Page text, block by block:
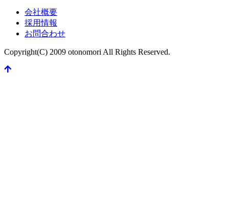
会社概要
採用情報
お問合わせ
Copyright(C) 2009 otonomori All Rights Reserved.